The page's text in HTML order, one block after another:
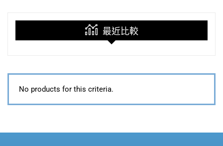
最近比較
No products for this criteria.